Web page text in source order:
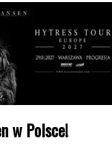
w Polsce!